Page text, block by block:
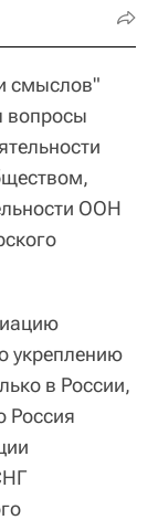
смыслов"
вопросы
ООН
укреплению
в России,
Россия